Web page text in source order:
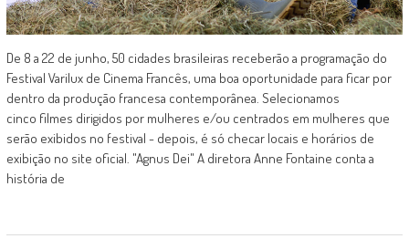
De 8 a 22 de junho, 50 cidades brasileiras receberão a programação do
Festival Varilux de Cinema Francês, uma boa oportunidade para ficar por
dentro da produção francesa contemporânea. Selecionamos
cinco filmes dirigidos por mulheres e/ou centrados em mulheres que
serão exibidos no festival - depois, é só checar locais e horários de
exibição no site oficial. "Agnus Dei" A diretora Anne Fontaine conta a
história de